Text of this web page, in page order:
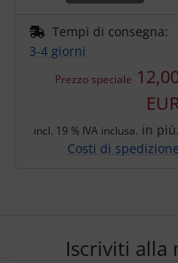
Tempi di consegna:
3-4 giorni
Prezzo speciale
incl. 19 % IVA inclusa. in più.
Costi di spedizione
Iscriviti alla